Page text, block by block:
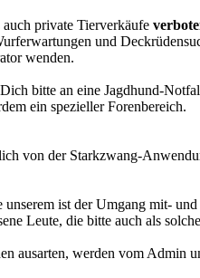
private Tierverkäufe
und
wenden.
bitte an eine Jagdhund-
ein spezieller Forenbereich.
von der Starkzwang-
ist der Umgang mit-
Leute, die bitte auch als
ausarten, werden vom Admin